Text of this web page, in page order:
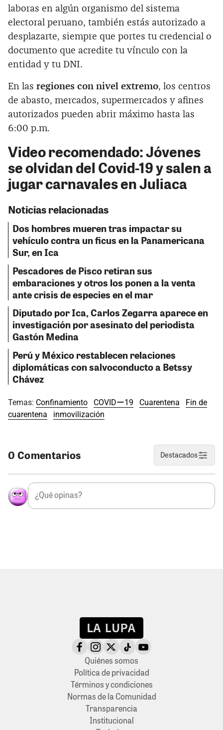
laboras en algún organismo del sistema
electoral peruano, también estás autorizado a
desplazarte, siempre que portes tu credencial o
documento que acredite tu vínculo con la
entidad y tu DNI.
En las regiones con nivel extremo, los centros
de abasto, mercados, supermercados y afines
autorizados pueden abrir máximo hasta las
6:00 p.m.
Video recomendado: Jóvenes
se olvidan del Covid-19 y salen a
jugar carnavales en Juliaca
Noticias relacionadas
Dos hombres mueren tras impactar su
vehículo contra un ficus en la Panamericana
Sur, en Ica
Pescadores de Pisco retiran sus
embaraciones y otros los ponen a la venta
ante crisis de especies en el mar
Diputado por Ica, Carlos Zegarra aparece en
investigación por asesinato del periodista
Gastón Medina
Perú y México restablecen relaciones
diplomáticas con salvoconducto a Betssy
Chávez
Temas: Confinamiento COVIDー19 Cuarentena
Fin de
cuarentena
inmovilización
0 Comentarios Destacados
Quiénes somos
Política de privacidad
Términos y condiciones
Normas de la Comunidad
Transparencia
Institucional